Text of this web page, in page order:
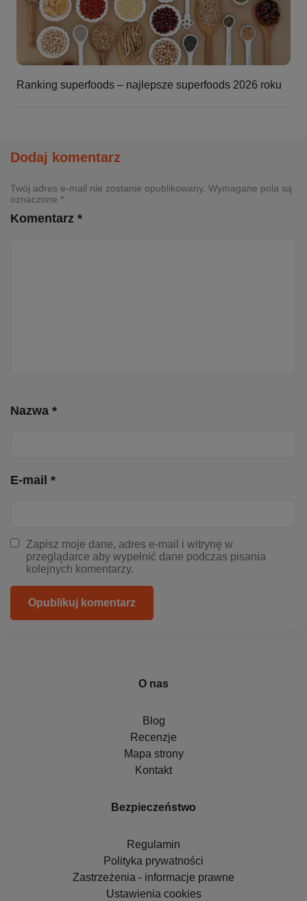
Ranking superfoods – najlepsze superfoods 2026 roku
Dodaj komentarz
Twój adres e-mail nie zostanie opublikowany. Wymagane pola są
oznaczone *
Komentarz *
Nazwa *
E-mail *
Zapisz moje dane, adres e-mail i witrynę w
przeglądarce aby wypełnić dane podczas pisania
kolejnych komentarzy.
Opublikuj komentarz
O nas
Blog
Recenzje
Mapa strony
Kontakt
Bezpieczeństwo
Regulamin
Polityka prywatności
Zastrzeżenia - informacje prawne
Ustawienia cookies